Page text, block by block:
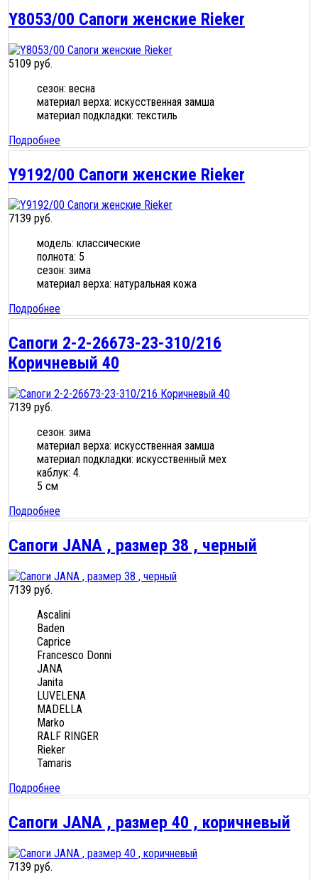
Y8053/00 Сапоги женские Rieker
5109 руб.
сезон: весна
материал верха: искусственная замша
материал подкладки: текстиль
Подробнее
Y9192/00 Сапоги женские Rieker
7139 руб.
модель: классические
полнота: 5
сезон: зима
материал верха: натуральная кожа
Подробнее
Сапоги 2-2-26673-23-310/216
Коричневый 40
7139 руб.
сезон: зима
материал верха: искусственная замша
материал подкладки: искусственный мех
каблук: 4.
5 см
Подробнее
Сапоги JANA , размер 38 , черный
7139 руб.
Ascalini
Baden
Caprice
Francesco Donni
JANA
Janita
LUVELENA
MADELLA
Marko
RALF RINGER
Rieker
Tamaris
Подробнее
Сапоги JANA , размер 40 , коричневый
7139 руб.